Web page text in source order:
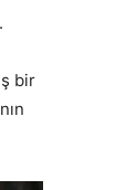
bir